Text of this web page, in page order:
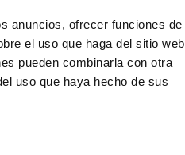
anuncios, ofrecer funciones de
el uso que haga del sitio web
pueden combinarla con otra
uso que haya hecho de sus
Trabaja con nosotros